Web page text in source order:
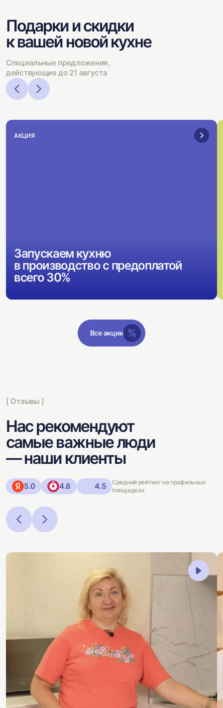
Подарки и скидки
к вашей новой кухне
Специальные предложения,
действующие до 21 августа
АКЦИЯ
Запускаем кухню
в производство с предоплатой
всего 30%
Все акции
[ Отзывы ]
Нас рекомендуют
самые важные люди
— наши клиенты
5.0 4.8 4.5
Средний рейтинг на профильных
площадках